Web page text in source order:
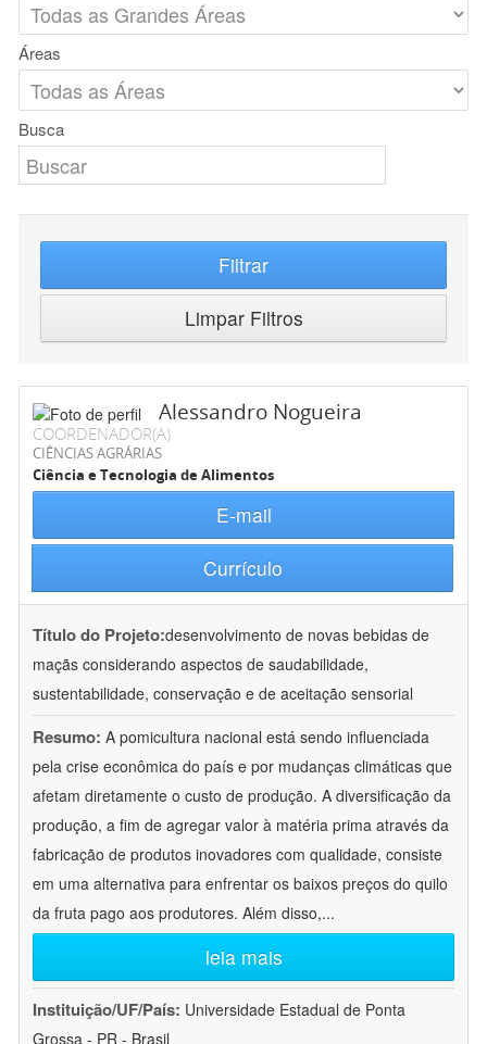
Áreas
Busca
Filtrar
Limpar Filtros
Alessandro Nogueira
COORDENADOR(A)
CIÊNCIAS AGRÁRIAS
Ciência e Tecnologia de Alimentos
E-mail
Currículo
Título do Projeto:desenvolvimento de novas bebidas de
maçãs considerando aspectos de saudabilidade,
sustentabilidade, conservação e de aceitação sensorial
Resumo: A pomicultura nacional está sendo influenciada
pela crise econômica do país e por mudanças climáticas que
afetam diretamente o custo de produção. A diversificação da
produção, a fim de agregar valor à matéria prima através da
fabricação de produtos inovadores com qualidade, consiste
em uma alternativa para enfrentar os baixos preços do quilo
da fruta pago aos produtores. Além disso,...
leia mais
Instituição/UF/País: Universidade Estadual de Ponta
Grossa - PR - Brasil